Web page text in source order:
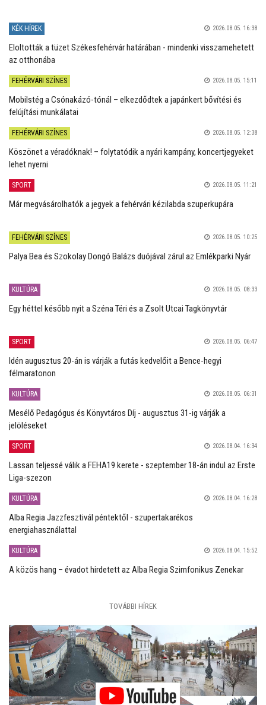
KÉK HÍREK 2026.08.05. 16:38
Eloltották a tüzet Székesfehérvár határában - mindenki visszamehetett
az otthonába
FEHÉRVÁRI SZÍNES 2026.08.05. 15:11
Mobilstég a Csónakázó-tónál – elkezdődtek a japánkert bővítési és
felújítási munkálatai
FEHÉRVÁRI SZÍNES 2026.08.05. 12:38
Köszönet a véradóknak! – folytatódik a nyári kampány, koncertjegyeket
lehet nyerni
SPORT 2026.08.05. 11:21
Már megvásárolhatók a jegyek a fehérvári kézilabda szuperkupára
FEHÉRVÁRI SZÍNES 2026.08.05. 10:25
Palya Bea és Szokolay Dongó Balázs duójával zárul az Emlékparki Nyár
KULTÚRA 2026.08.05. 08:33
Egy héttel később nyit a Széna Téri és a Zsolt Utcai Tagkönyvtár
SPORT 2026.08.05. 06:47
Idén augusztus 20-án is várják a futás kedvelőit a Bence-hegyi
félmaratonon
KULTÚRA 2026.08.05. 06:31
Mesélő Pedagógus és Könyvtáros Díj - augusztus 31-ig várják a
jelöléseket
SPORT 2026.08.04. 16:34
Lassan teljessé válik a FEHA19 kerete - szeptember 18-án indul az Erste
Liga-szezon
KULTÚRA 2026.08.04. 16:28
Alba Regia Jazzfesztivál péntektől - szupertakarékos
energiahasználattal
KULTÚRA 2026.08.04. 15:52
A közös hang – évadot hirdetett az Alba Regia Szimfonikus Zenekar
TOVÁBBI HÍREK